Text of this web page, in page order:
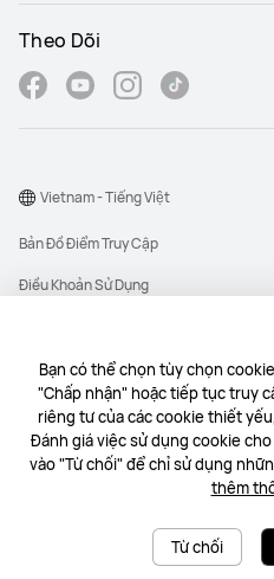
Bạn có thể chọn tùy chọn
"Chấp nhận" hoặc tiếp tục truy
riêng tư của các cookie thiết
Đánh giá việc sử dụng cookie
vào "Từ chối" để chỉ sử dụng
thêm
Từ chối
Theo Dõi
Copyright © 1998-2026 Huawei
Công ty TNHH Một thành viên 1
0313318520 do Sở Tài chính Thành
Địa chỉ: Tầng 15, Tòa nhà Etown
Chiếu, Thành phố Hồ Chí Minh | Email:
Bản Đồ Điểm Truy Cập
Điều Khoản Sử Dụng
Cookie
Vietnam - Tiếng Việt